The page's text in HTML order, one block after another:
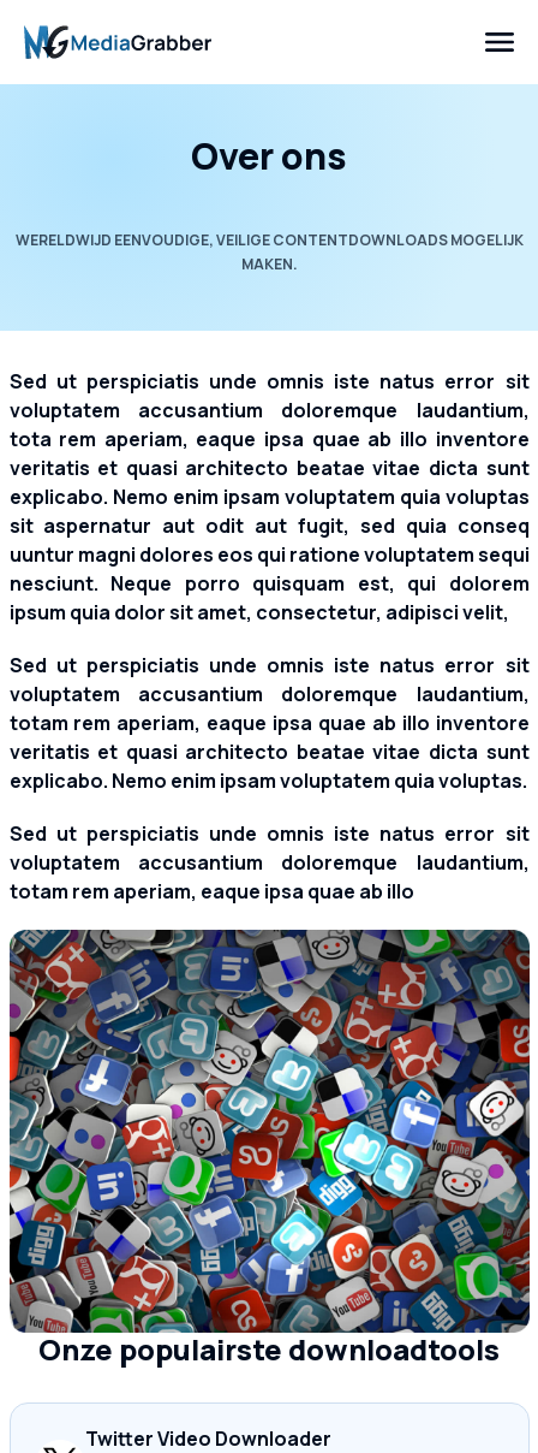
Over ons
WERELDWIJD EENVOUDIGE, VEILIGE CONTENTDOWNLOADS MOGELIJK
MAKEN.
Sed ut perspiciatis unde omnis iste natus error sit
voluptatem accusantium doloremque laudantium,
tota rem aperiam, eaque ipsa quae ab illo inventore
veritatis et quasi architecto beatae vitae dicta sunt
explicabo. Nemo enim ipsam voluptatem quia voluptas
sit aspernatur aut odit aut fugit, sed quia conseq
uuntur magni dolores eos qui ratione voluptatem sequi
nesciunt. Neque porro quisquam est, qui dolorem
ipsum quia dolor sit amet, consectetur, adipisci velit,
Sed ut perspiciatis unde omnis iste natus error sit
voluptatem accusantium doloremque laudantium,
totam rem aperiam, eaque ipsa quae ab illo inventore
veritatis et quasi architecto beatae vitae dicta sunt
explicabo. Nemo enim ipsam voluptatem quia voluptas.
Sed ut perspiciatis unde omnis iste natus error sit
voluptatem accusantium doloremque laudantium,
totam rem aperiam, eaque ipsa quae ab illo
Onze populairste downloadtools
Twitter Video Downloader